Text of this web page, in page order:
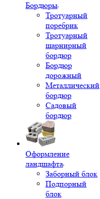
Бордюры
Тротуарный
поребрик
Тротуарный
шарнирный
бордюр
Бордюр
дорожный
Металлический
бордюр
Садовый
бордюр
Оформление
ландшафта
Заборный блок
Подпорный
блок